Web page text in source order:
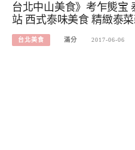
台北中山美食》考乍熋宝
站 西式泰味美食 精緻泰
台北美食 滿分 2017-06-06